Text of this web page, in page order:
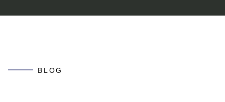
BLOG